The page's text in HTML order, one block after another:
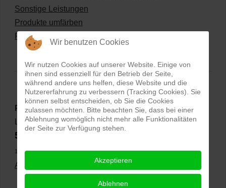
Sonstige Leistungen
Produkte umfärben
Preisliste für digitale Bildbearbeitung
PRO-ducto GmbH , Fotografie und Bildbearbeitung in
Lichtenau
5,0
11.01.2026)
Alle Rezensionen ansehen|Bewertung abgeben
Wir benutzen Cookies
Wir nutzen Cookies auf unserer Website. Einige von
ihnen sind essenziell für den Betrieb der Seite,
während andere uns helfen, diese Website und die
Nutzererfahrung zu verbessern (Tracking Cookies). Sie
können selbst entscheiden, ob Sie die Cookies
zulassen möchten. Bitte beachten Sie, dass bei einer
Ablehnung womöglich nicht mehr alle Funktionalitäten
der Seite zur Verfügung stehen.
Akzeptieren
Ablehnen